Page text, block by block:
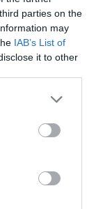
parties on the
may
IAB’s List of
it to other
de actualidad.